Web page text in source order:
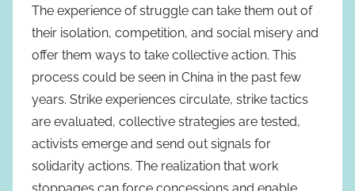
The experience of struggle can take them out of
their isolation, competition, and social misery and
offer them ways to take collective action. This
process could be seen in China in the past few
years. Strike experiences circulate, strike tactics
are evaluated, collective strategies are tested,
activists emerge and send out signals for
solidarity actions. The realization that work
stoppages can force concessions and enable